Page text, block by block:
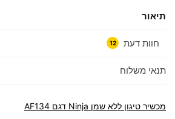
תיאור
חוות דעת 12
תנאי משלוח
מכשיר טיגון ‏ללא שמן Ninja דגם AF134